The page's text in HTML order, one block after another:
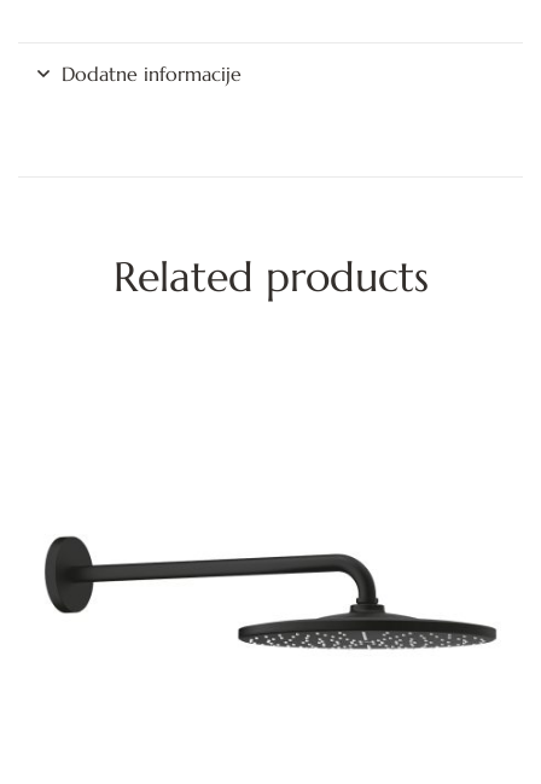
Dodatne informacije
Related products